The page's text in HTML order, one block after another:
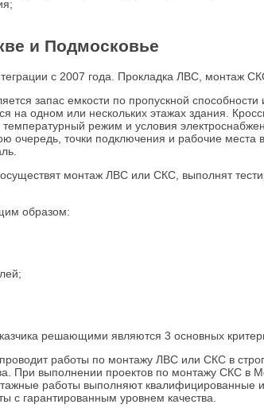
и Подмосковье
с 2007 года. Прокладка ЛВС, монтаж
запас емкости по пропускной
на одном или нескольких этажах здания.
режим и условия
очередь, точки подключения и рабочие места
монтаж ЛВС или СКС, выполнят
образом:
решающими являются 3 основных
работы по монтажу ЛВС или СКС в
При выполнении проектов по монтажу СКС в
работы выполняют квалифицированные
с гарантированным уровнем качества.